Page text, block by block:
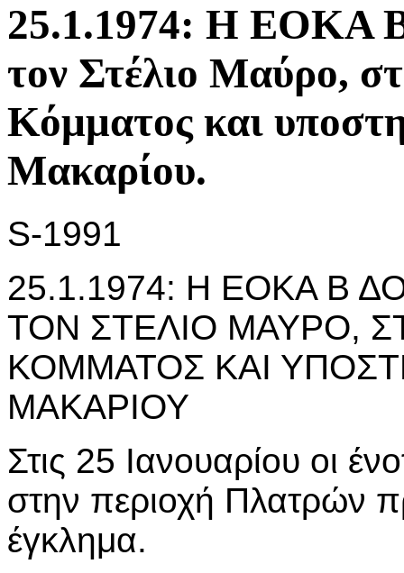
25.1.1974: Η ΕΟΚΑ Β
τον Στέλιο Μαύρο,
Κόμματος και
Μακαρίου.
S-1991
25.1.1974: Η ΕΟΚΑ Β
ΤΟΝ ΣΤΕΛΙΟ ΜΑΥΡΟ,
ΚΟΜΜΑΤΟΣ ΚΑΙ
ΜΑΚΑΡΙΟΥ
Στις 25 Ιανουαρίου οι
στην περιοχή Πλατρών
έγκλημα.